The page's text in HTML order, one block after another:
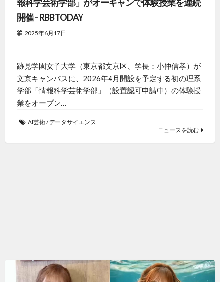
報科学芸術学部」がオーキャンで体験授業を連続
開催 – RBB TODAY
2025年6月17日
跡見学園女子大学（東京都文京区、学長：小仲信孝）が
文京キャンパスに、2026年4月開設を予定する初の理系
学部「情報科学芸術学部」（設置認可申請中）の体験授
業をオープン…
AI芸術/データサイエンス
ニュースを読む